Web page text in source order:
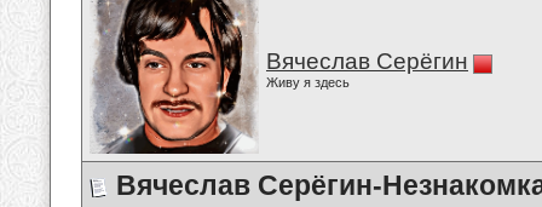
Вячеслав Серёгин
Живу я здесь
Вячеслав Серёгин-